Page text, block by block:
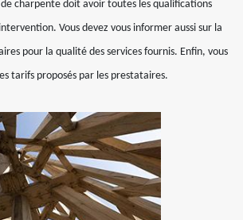
charpente doit avoir toutes les qualifications
Vous devez vous informer aussi sur la
pour la qualité des services fournis. Enfin, vous
tarifs proposés par les prestataires.